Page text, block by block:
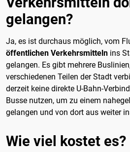
gelangen?
Ja, es ist durchaus möglich, vom
öffentlichen Verkehrsmitteln ins
gelangen. Es gibt mehrere
verschiedenen Teilen der Stadt
derzeit keine direkte U-Bahn-
Busse nutzen, um zu einem
gelangen und von dort aus weiter
Wie viel kostet es?